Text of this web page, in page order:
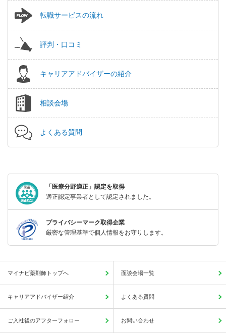
転職サービスの流れ
評判・口コミ
キャリアアドバイザーの紹介
相談会場
よくある質問
「医療分野適正」認定を取得
適正認定事業者として認定されました。
プライバシーマーク取得企業
厳密な管理基準で個人情報をお守りします。
マイナビ薬剤師トップへ 面談会場一覧
キャリアアドバイザー紹介 よくある質問
ご入社後のアフターフォロー お問い合わせ